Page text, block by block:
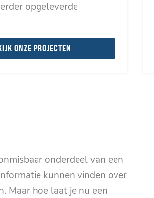
opgeleverde
onze projecten
onderdeel van een
kunnen vinden over
Maar hoe laat je nu een